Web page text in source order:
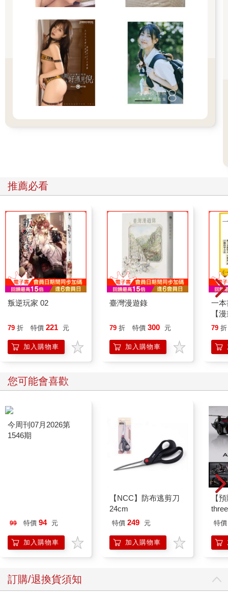
時期就已參透人性的體悟吧！千年不變的教學道理即是—好好陪
在棒球場上打滾的這一、二十年，我不只一次領教「教學相長」
的神奇。我想，這也是學長們即便和我是同位競爭關係，仍願意
對我傾囊相授的原因吧？
當然，面面俱到的心理學也研究了這類的現象。簡單來說，一旦
人類懂得怎麼「做」某件事，還得啟動「後設認知」，確定自己
知道怎麼操作、解釋及修正。能不能清楚地、完整地 「教」會下
一個完全不懂的人，則是「完全懂了」的重要指標。
所以，當我開始指導選手後，我花了大量時間去學習，也試著整
理每項技術背後的原則，以及讓自己能更清楚表達的方式。
對此，我樂在其中！
護、天才印象、質疑焦慮等。
尤其是長時間在先發、板凳間徘徊的選手更是如此。與其望著未
見其名的先發名單，然後陷入某種被害者情節，不如打開心境、
接納當下的自己，好好學習。
我會這麼說，倒不是要引導選手用悲觀的視角承認自己 「不夠
好」。而是要帶著還沒成為固定先發的選手主動釐清：自己「現
在擁有的」和「有待提升加強的」。前者是自己被派上前線時必
須勇敢展現的能力；後者則是回到板凳區待命時應該加緊改善的
盲點。
「只要教練沒有放棄，就不能比教練更早投降！」
這是我過去收聽過的箴言。現在，我想轉送給未來每一位有幸合
作的夥伴們！
4-4如何輔導挫折球員
三月底，通常是各隊公布開季一軍名單的時機。那段時期，會有
新人為自己終於擠進一軍行列而感到振奮，也會有老成員因錯過
開季列車而感到失望。最終，如何讓團隊多能帶著正向、歡欣的
情緒迎向挑戰？這是教練的必修課題！
「我們以前吼……」這經常是兩代交流時前輩對晚輩指教的起始
句。只不過，雙方通常不會就此形成共識。兩代間的經驗落差，
反而會在這時使鴻溝越掘越深……
關於「一代不如一代」這類指控，應該很多人都聽過。
光從運動表現的水準來看，當今競技運動員不斷刷新各種世界紀
錄。過往被視為牢不可破的人體極限，都在新穎的訓練輔助下變
然而，一代不如一代的觀點之所以會受到一部分人認同，大概與
不同世代面對「挫折」的態度有關。
人，通常都以「少子化」帶來的教養風格變化為基礎。認為生得
少，就愛得多，普遍都以愛的教育取代過往鐵的紀律，似乎也間
也有人說，「社會風氣」才是主因。現代社會從過往欣賞「犧牲
小我，完成大我」的團結、無私美德，轉向鼓勵實現自我、拒絕
推薦必看
叛逆玩家 02
79 折 特價 221 元
加入購物車
臺灣漫遊錄
79 折 特價 300 元
加入購物車
一
【
行
「
學方
79 折
您可能會喜歡
99 特價 94 元
加入購物車
【NCC】防布逃剪刀
24cm
特價 249 元
加入購物車
【
VA
特價
訂購/退換貨須知